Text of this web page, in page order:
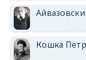
Кошка